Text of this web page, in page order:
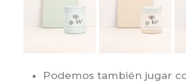
Podemos también jugar